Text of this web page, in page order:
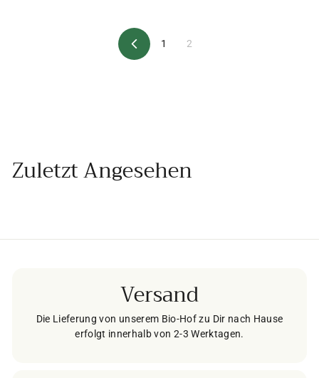
Z
u
1 2
Zuletzt Angesehen
Versand
Die Lieferung von unserem Bio-Hof zu Dir nach Hause
erfolgt innerhalb von 2-3 Werktagen.